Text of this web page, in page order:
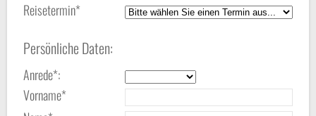
Reisetermin*
Persönliche Daten:
Anrede*:
Vorname*